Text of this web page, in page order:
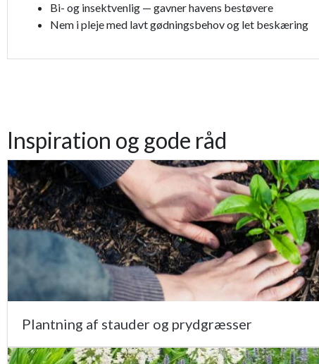
Bi- og insektvenlig — gavner havens bestøvere
Nem i pleje med lavt gødningsbehov og let beskæring
Inspiration og gode råd
Plantning af stauder og prydgræsser